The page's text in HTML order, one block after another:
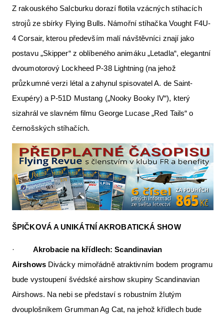
Z rakouského Salcburku dorazí flotila vzácných stíhacích
strojů ze sbírky Flying Bulls. Námořní stíhačka Vought F4U-
4 Corsair, kterou především malí návštěvníci znají jako
postavu „Skipper“ z oblíbeného animáku „Letadla“, elegantní
dvoumotorový Lockheed P-38 Lightning (na jehož
průzkumné verzi létal a zahynul spisovatel A. de Saint-
Exupéry) a P-51D Mustang („Nooky Booky IV“), který
sizahrál ve slavném filmu George Lucase „Red Tails“ o
černošských stíhačích.
ŠPIČKOVÁ A UNIKÁTNÍ AKROBATICKÁ SHOW
· Akrobacie na křídlech: Scandinavian
Airshows Divácky mimořádně atraktivním bodem programu
bude vystoupení švédské airshow skupiny Scandinavian
Airshows. Na nebi se představí s robustním žlutým
dvouplošníkem Grumman Ag Cat, na jehož křídlech bude